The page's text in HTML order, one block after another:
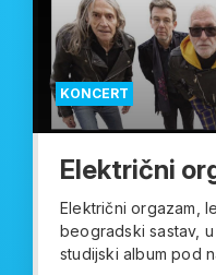
KONCERT
Električni
Električni orgazam,
beogradski sastav,
studijski album pod